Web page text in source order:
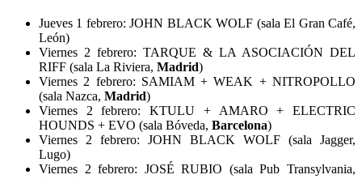
Jueves 1 febrero: JOHN BLACK WOLF (sala El Gran Café,
León)
Viernes 2 febrero: TARQUE & LA ASOCIACIÓN DEL
RIFF (sala La Riviera, Madrid)
Viernes 2 febrero: SAMIAM + WEAK + NITROPOLLO
(sala Nazca, Madrid)
Viernes 2 febrero: KTULU + AMARO + ELECTRIC
HOUNDS + EVO (sala Bóveda, Barcelona)
Viernes 2 febrero: JOHN BLACK WOLF (sala Jagger,
Lugo)
Viernes 2 febrero: JOSÉ RUBIO (sala Pub Transylvania,